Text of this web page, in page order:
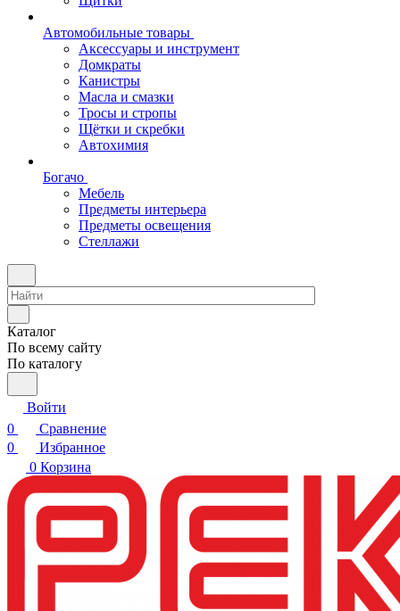
Автомобильные товары
Аксессуары и инструмент
Домкраты
Канистры
Масла и смазки
Тросы и стропы
Щётки и скребки
Автохимия
Богачо
Мебель
Предметы интерьера
Предметы освещения
Стеллажи
Каталог
По всему сайту
По каталогу
Войти
0
Сравнение
0
Избранное
0 Корзина